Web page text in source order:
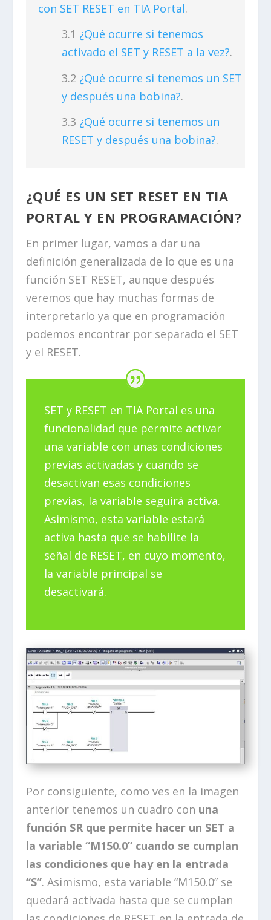
con SET RESET en TIA Portal.
¿Qué ocurre si tenemos
activado el SET y RESET a la vez?.
¿Qué ocurre si tenemos un SET
y después una bobina?.
¿Qué ocurre si tenemos un
RESET y después una bobina?.
¿QUÉ ES UN SET RESET EN TIA
PORTAL Y EN PROGRAMACIÓN?
En primer lugar, vamos a dar una
definición generalizada de lo que es una
función SET RESET, aunque después
veremos que hay muchas formas de
interpretarlo ya que en programación
podemos encontrar por separado el SET
y el RESET.
SET y RESET en TIA Portal es una
funcionalidad que permite activar
una variable con unas condiciones
previas activadas y cuando se
desactivan esas condiciones
previas, la variable seguirá activa.
Asimismo, esta variable estará
activa hasta que se habilite la
señal de RESET, en cuyo momento,
la variable principal se
desactivará.
Por consiguiente, como ves en la imagen
anterior tenemos un cuadro con una
función SR que permite hacer un SET a
la variable “M150.0” cuando se cumplan
las condiciones que hay en la entrada
“S”. Asimismo, esta variable “M150.0” se
quedará activada hasta que se cumplan